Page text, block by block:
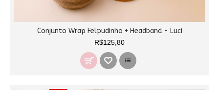
Conjunto Wrap Felpudinho + Headband - Luci
R$125,80